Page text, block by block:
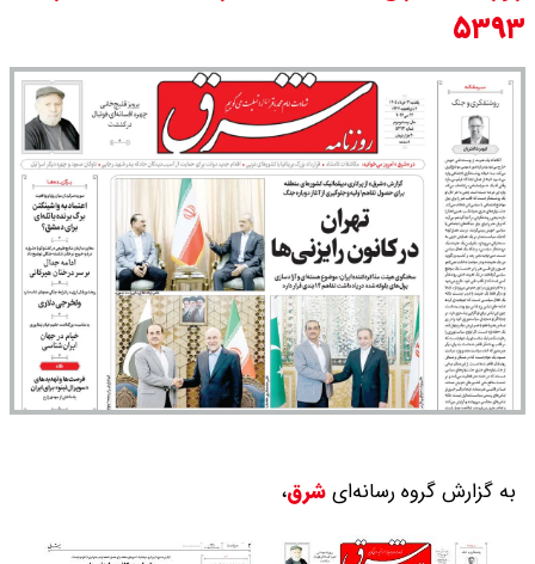
چند ؟ جدول
ترکیه و عراق، پروژه کاهش وابستگی
به تنگه هرمز را کلید زدند + جزییات
۵۳۹۳
به گزارش گروه رسانه‌ایشرق،